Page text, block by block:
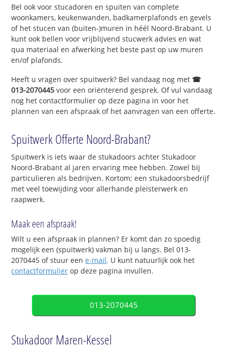
Bel ook voor stucadoren en spuiten van complete
woonkamers, keukenwanden, badkamerplafonds en gevels
of het stucen van (buiten-)muren in héél Noord-Brabant. U
kunt ook bellen voor vrijblijvend stucwerk advies en wat
qua materiaal en afwerking het beste past op uw muren
en/of plafonds.
Heeft u vragen over spuitwerk? Bel vandaag nog met ☎
013-2070445 voor een oriënterend gesprek. Of vul vandaag
nog het contactformulier op deze pagina in voor het
plannen van een afspraak of het aanvragen van een offerte.
Spuitwerk Offerte Noord-Brabant?
Spuitwerk is iets waar de stukadoors achter Stukadoor
Noord-Brabant al jaren ervaring mee hebben. Zowel bij
particulieren als bedrijven. Kortom; een stukadoorsbedrijf
met veel toewijding voor allerhande pleisterwerk en
raapwerk.
Maak een afspraak!
Wilt u een afspraak in plannen? Er komt dan zo spoedig
mogelijk een (spuitwerk) vakman bij u langs. Bel 013-
2070445 of stuur eene-mail. U kunt natuurlijk ook het
contactformulier op deze pagina invullen.
013-2070445
Stukadoor Maren-Kessel